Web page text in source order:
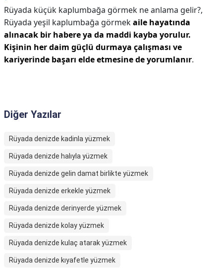
Rüyada küçük kaplumbağa görmek ne anlama gelir?,
Rüyada yeşil kaplumbağa görmekaile hayatında
alınacak bir habere ya da maddi kayba yorulur.
Kişinin her daim güçlü durmaya çalışması ve
kariyerinde başarı elde etmesine de yorumlanır.
Diğer Yazılar
Rüyada denizde kadinla yüzmek
Rüyada denizde halıyla yüzmek
Rüyada denizde gelin damat birlikte yüzmek
Rüyada denizde erkekle yüzmek
Rüyada denizde derinyerde yüzmek
Rüyada denizde kolay yüzmek
Rüyada denizde kulaç atarak yüzmek
Rüyada denizde kıyafetle yüzmek